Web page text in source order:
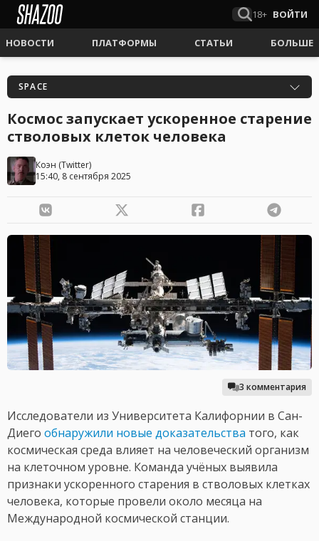
18+ ВОЙТИ
НОВОСТИ ПЛАТФОРМЫ СТАТЬИ БОЛЬШЕ
SPACE
Космос запускает ускоренное старение
стволовых клеток человека
Коэн (Twitter)
15:40, 8 сентября 2025
3 комментария
Исследователи из Университета Калифорнии в Сан-
Диего обнаружили новые доказательства того, как
космическая среда влияет на человеческий организм
на клеточном уровне. Команда учёных выявила
признаки ускоренного старения в стволовых клетках
человека, которые провели около месяца на
Международной космической станции.